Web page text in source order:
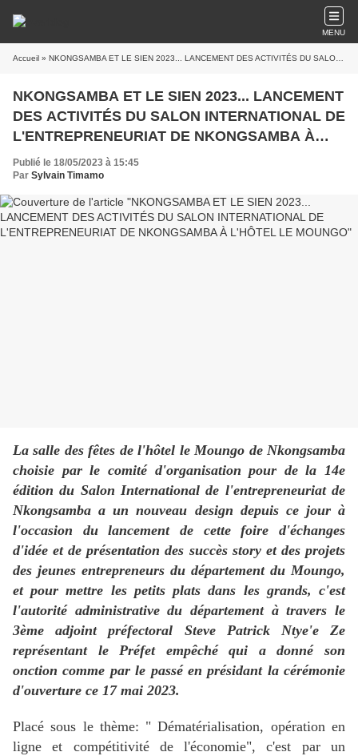
MENU
Accueil » NKONGSAMBA ET LE SIEN 2023... LANCEMENT DES ACTIVITÉS DU SALON INTERNATIONAL DE L'ENTREPRENEURIAT DE NKONGSAMBA À L'HÔTEL LE MOUNGO
NKONGSAMBA ET LE SIEN 2023... LANCEMENT
DES ACTIVITÉS DU SALON INTERNATIONAL DE
L'ENTREPRENEURIAT DE NKONGSAMBA À
L'HÔTEL LE MOUNGO
Publié le 18/05/2023 à 15:45
Par Sylvain Timamo
La salle des fêtes de l'hôtel le Moungo de Nkongsamba
choisie par le comité d'organisation pour de la 14e
édition du Salon International de l'entrepreneuriat de
Nkongsamba a un nouveau design depuis ce jour à
l'occasion du lancement de cette foire d'échanges
d'idée et de présentation des succès story et des projets
des jeunes entrepreneurs du département du Moungo,
et pour mettre les petits plats dans les grands, c'est
l'autorité administrative du département à travers le
3ème adjoint préfectoral Steve Patrick Ntye'e Ze
représentant le Préfet empêché qui a donné son
onction comme par le passé en présidant la cérémonie
d'ouverture ce 17 mai 2023.
Placé sous le thème: " Dématérialisation, opération en
ligne et compétitivité de l'économie", c'est par un